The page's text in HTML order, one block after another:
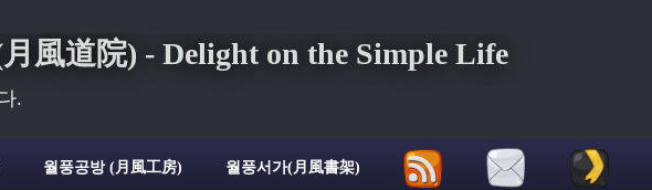
風道院) - Delight on the Simple Life
.
월풍공방 (月風工房) 월풍서가(月風書架)